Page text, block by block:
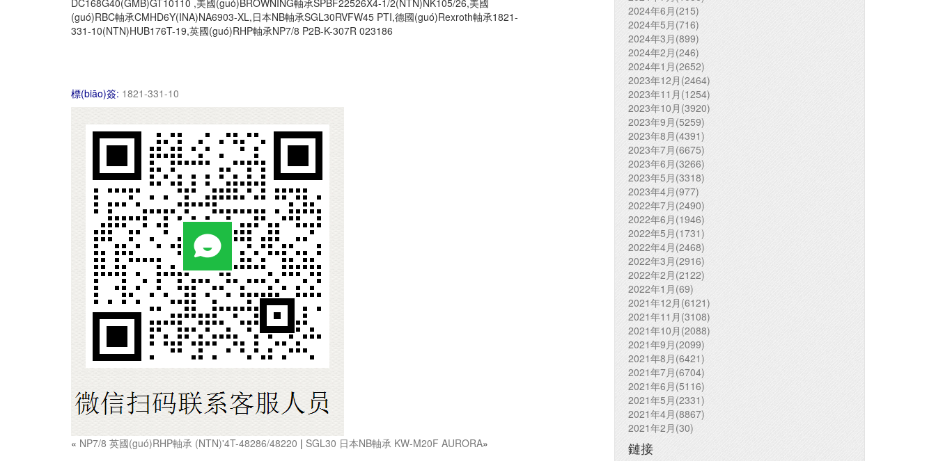
DC168G40(GMB)GT10110 ,美國(guó)BROWNING軸承SPBF22526X4-1/2(NTN)NK105/26,美國
(guó)RBC軸承CMHD6Y(INA)NA6903-XL,日本NB軸承SGL30RVFW45 PTI,德國(guó)Rexroth軸承1821-
331-10(NTN)HUB176T-19,英國(guó)RHP軸承NP7/8 P2B-K-307R 023186
標(biāo)簽: 1821-331-10
« NP7/8 英國(guó)RHP軸承 (NTN)'4T-48286/48220 | SGL30 日本NB軸承 KW-M20F AURORA»
2024年6月(215)
2024年5月(716)
2024年3月(899)
2024年2月(246)
2024年1月(2652)
2023年12月(2464)
2023年11月(1254)
2023年10月(3920)
2023年9月(5259)
2023年8月(4391)
2023年7月(6675)
2023年6月(3266)
2023年5月(3318)
2023年4月(977)
2022年7月(2490)
2022年6月(1946)
2022年5月(1731)
2022年4月(2468)
2022年3月(2916)
2022年2月(2122)
2022年1月(69)
2021年12月(6121)
2021年11月(3108)
2021年10月(2088)
2021年9月(2099)
2021年8月(6421)
2021年7月(6704)
2021年6月(5116)
2021年5月(2331)
2021年4月(8867)
2021年2月(30)
鏈接